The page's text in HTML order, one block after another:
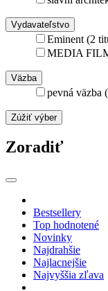
Vydavateľstvo
Eminent (2
MEDIA
Väzba
pevná väzba
Zúžiť výber
Zoradiť
Bestsellery
Top hodnotené
Novinky
Najdrahšie
Najlacnejšie
Najvyššia zľava